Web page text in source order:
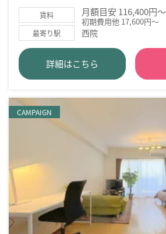
賃料 月額目安 116,400円～
初期費用他 17,600円～
最寄り駅 西院
詳細はこちら
CAMPAIGN